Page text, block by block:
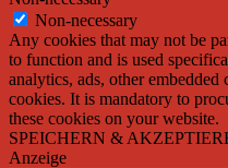
Non-necessary
Any cookies that may not be
to function and is used
analytics, ads, other embedded
cookies. It is mandatory to
these cookies on your website.
SPEICHERN &
Anzeige